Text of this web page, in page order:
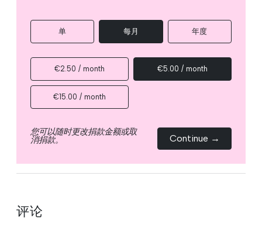
单 每月 年度
€2.50 / month €5.00 / month
€15.00 / month
您可以随时更改捐款金额或取
消捐款。 Continue →
评论